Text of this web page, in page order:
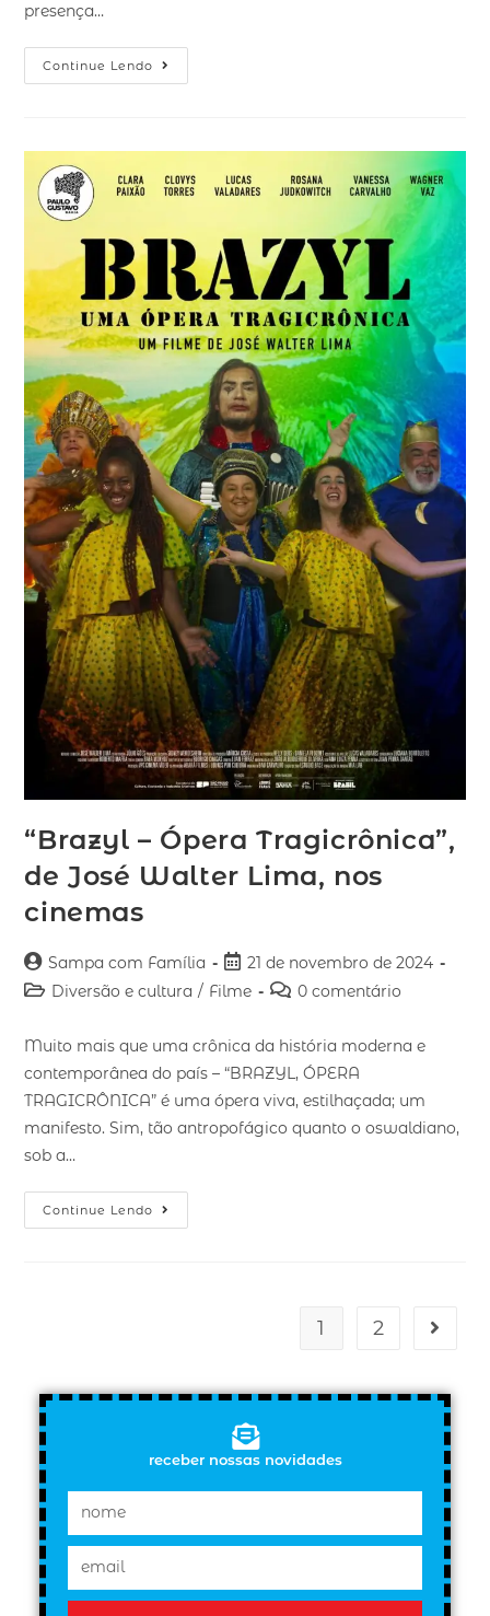
presença…
Continue Lendo
“Brazyl – Ópera Tragicrônica”,
de José Walter Lima, nos
cinemas
Sampa com Família
21 de novembro de 2024
Diversão e cultura / Filme 0 comentário
Muito mais que uma crônica da história moderna e
contemporânea do país – “BRAZYL, ÓPERA
TRAGICRÔNICA” é uma ópera viva, estilhaçada; um
manifesto. Sim, tão antropofágico quanto o oswaldiano,
sob a…
Continue Lendo
1 2
receber nossas novidades